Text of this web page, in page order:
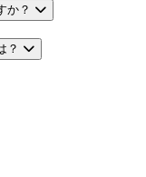
か？
？